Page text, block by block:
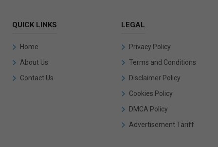
QUICK LINKS
Home
About Us
Contact Us
LEGAL
Privacy Policy
Terms and Conditions
Disclaimer Policy
Cookies Policy
DMCA Policy
Advertisement Tariff